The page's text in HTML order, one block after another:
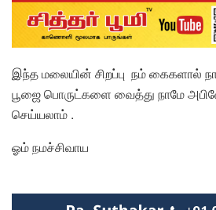
இந்த மலையின் சிறப்பு நம் கைகளால்
பூஜை பொருட்களை வைத்து நாமே
செய்யலாம் .
ஓம் நமச்சிவாய